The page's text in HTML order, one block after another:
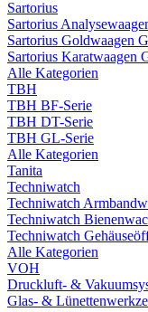
Sartorius
Sartorius
Sartorius Goldwaagen
Sartorius Karatwaagen
Alle Kategorien
TBH
TBH BF-Serie
TBH DT-Serie
TBH GL-Serie
Alle Kategorien
Tanita
Techniwatch
Techniwatch
Techniwatch
Techniwatch
Alle Kategorien
VOH
Druckluft- &
Glas- &